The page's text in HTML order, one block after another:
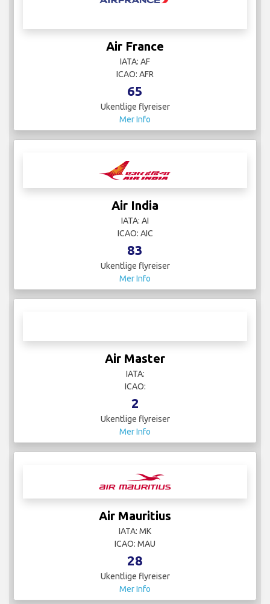
Air France
IATA: AF
ICAO: AFR
65
Ukentlige flyreiser
Mer Info
Air India
IATA: AI
ICAO: AIC
83
Ukentlige flyreiser
Mer Info
Air Master
IATA:
ICAO:
2
Ukentlige flyreiser
Mer Info
Air Mauritius
IATA: MK
ICAO: MAU
28
Ukentlige flyreiser
Mer Info